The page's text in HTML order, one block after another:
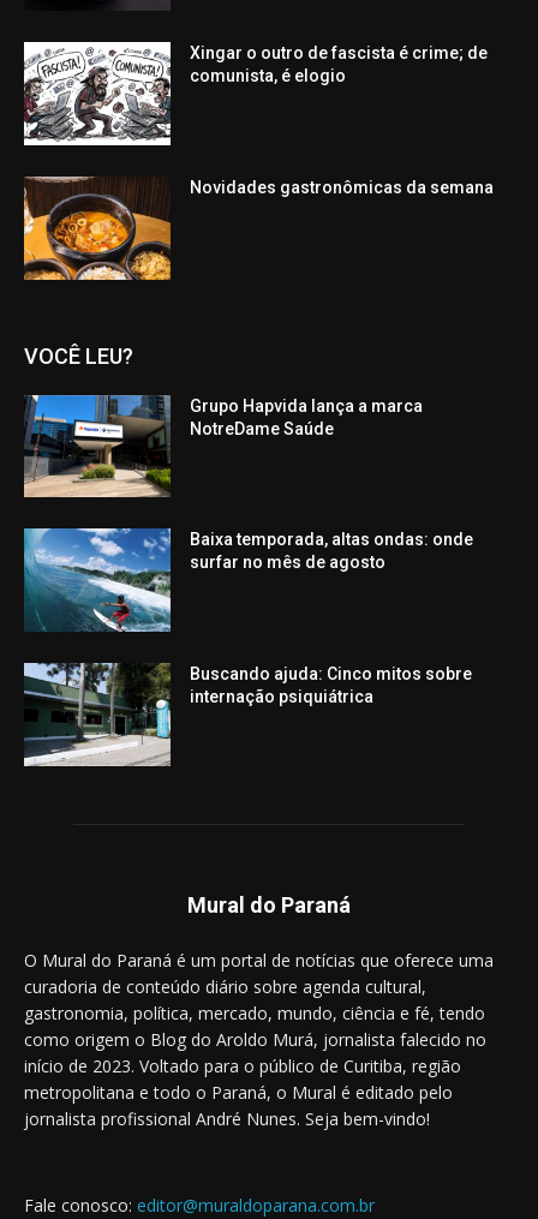
Xingar o outro de fascista é crime; de
comunista, é elogio
Novidades gastronômicas da semana
VOCÊ LEU?
Grupo Hapvida lança a marca
NotreDame Saúde
Baixa temporada, altas ondas: onde
surfar no mês de agosto
Buscando ajuda: Cinco mitos sobre
internação psiquiátrica
Mural do Paraná
O Mural do Paraná é um portal de notícias que oferece uma
curadoria de conteúdo diário sobre agenda cultural,
gastronomia, política, mercado, mundo, ciência e fé, tendo
como origem o Blog do Aroldo Murá, jornalista falecido no
início de 2023. Voltado para o público de Curitiba, região
metropolitana e todo o Paraná, o Mural é editado pelo
jornalista profissional André Nunes. Seja bem-vindo!
Fale conosco: editor@muraldoparana.com.br